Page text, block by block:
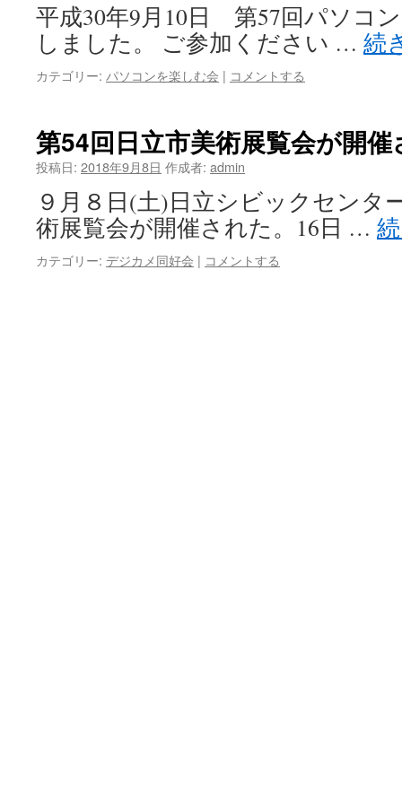
平成30年9月10日 第57回パソコ
しました。 ご参加ください … 続
カテゴリー: パソコンを楽しむ会 | コメントする
第54回日立市美術展覧会が開
投稿日: 2018年9月8日 作成者: admin
９月８日(土)日立シビックセンタ
術展覧会が開催された。16日 …
カテゴリー: デジカメ同好会 | コメントする